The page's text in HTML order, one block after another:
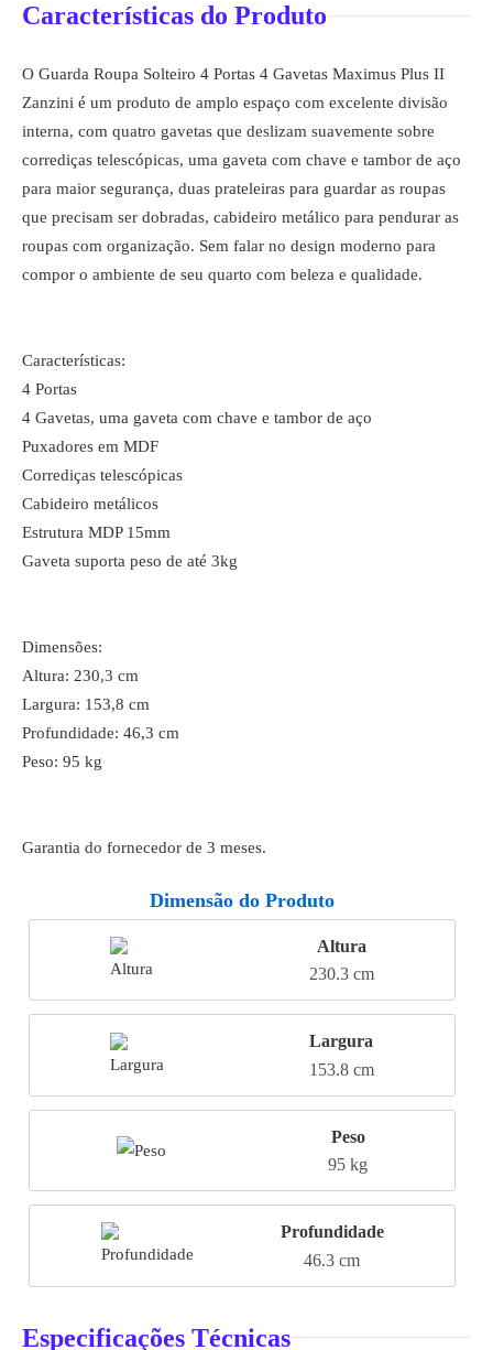
Características do Produto
O Guarda Roupa Solteiro 4 Portas 4 Gavetas Maximus Plus II
Zanzini é um produto de amplo espaço com excelente divisão
interna, com quatro gavetas que deslizam suavemente sobre
corrediças telescópicas, uma gaveta com chave e tambor de aço
para maior segurança, duas prateleiras para guardar as roupas
que precisam ser dobradas, cabideiro metálico para pendurar as
roupas com organização. Sem falar no design moderno para
compor o ambiente de seu quarto com beleza e qualidade.
Características:
4 Portas
4 Gavetas, uma gaveta com chave e tambor de aço
Puxadores em MDF
Corrediças telescópicas
Cabideiro metálicos
Estrutura MDP 15mm
Gaveta suporta peso de até 3kg
Dimensões:
Altura: 230,3 cm
Largura: 153,8 cm
Profundidade: 46,3 cm
Peso: 95 kg
Garantia do fornecedor de 3 meses.
Dimensão do Produto
Altura
230.3 cm
Largura
153.8 cm
Peso
95 kg
Profundidade
46.3 cm
Especificações Técnicas